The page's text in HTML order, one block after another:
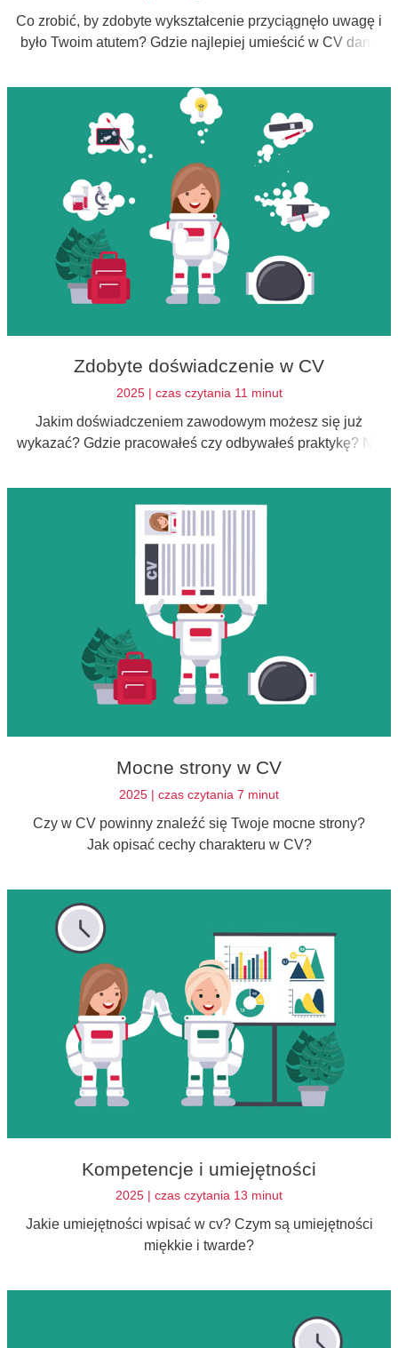
Co zrobić, by zdobyte wykształcenie przyciągnęło uwagę i
było Twoim atutem? Gdzie najlepiej umieścić w CV dane
Zdobyte doświadczenie w CV
2025 | czas czytania 11 minut
Jakim doświadczeniem zawodowym możesz się już
wykazać? Gdzie pracowałeś czy odbywałeś praktykę? Na
obowiązków?
Mocne strony w CV
2025 | czas czytania 7 minut
Czy w CV powinny znaleźć się Twoje mocne strony?
Jak opisać cechy charakteru w CV?
Kompetencje i umiejętności
2025 | czas czytania 13 minut
Jakie umiejętności wpisać w cv? Czym są umiejętności
miękkie i twarde?